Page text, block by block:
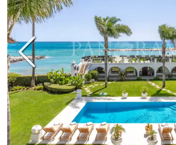
Anterior